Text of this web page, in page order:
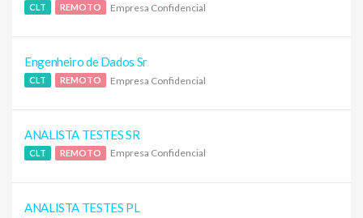
CLT REMOTO Empresa Confidencial
Engenheiro de Dados Sr
CLT REMOTO Empresa Confidencial
ANALISTA TESTES SR
CLT REMOTO Empresa Confidencial
ANALISTA TESTES PL